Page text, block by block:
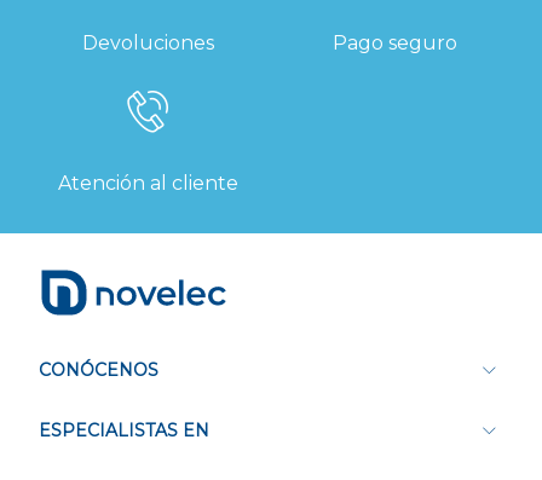
Devoluciones Pago seguro
Atención al cliente
CONÓCENOS
ESPECIALISTAS EN